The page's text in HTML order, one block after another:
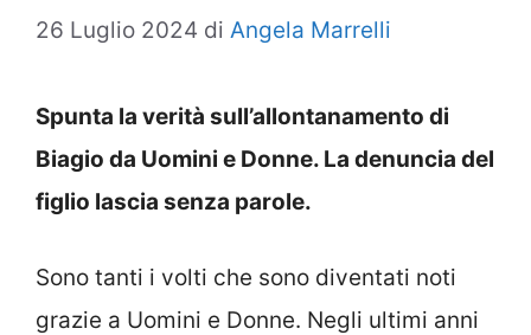
26 Luglio 2024 di Angela Marrelli
Spunta la verità sull’allontanamento di
Biagio da Uomini e Donne. La denuncia del
figlio lascia senza parole.
Sono tanti i volti che sono diventati noti
grazie a Uomini e Donne. Negli ultimi anni